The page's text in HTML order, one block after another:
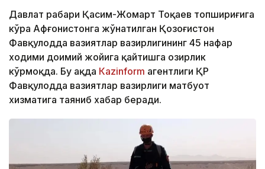
Давлат раҳбари Қасим-Жомарт Тоқаев топшириғига
кўра Афғонистонга жўнатилган Қозоғистон
Фавқулодда вазиятлар вазирлигининг 45 нафар
ходими доимий жойига қайтишга ҳозирлик
кўрмоқда. Бу ҳақда Кazinform агентлиги ҚР
Фавқулодда вазиятлар вазирлиги матбуот
хизматига таяниб хабар беради.